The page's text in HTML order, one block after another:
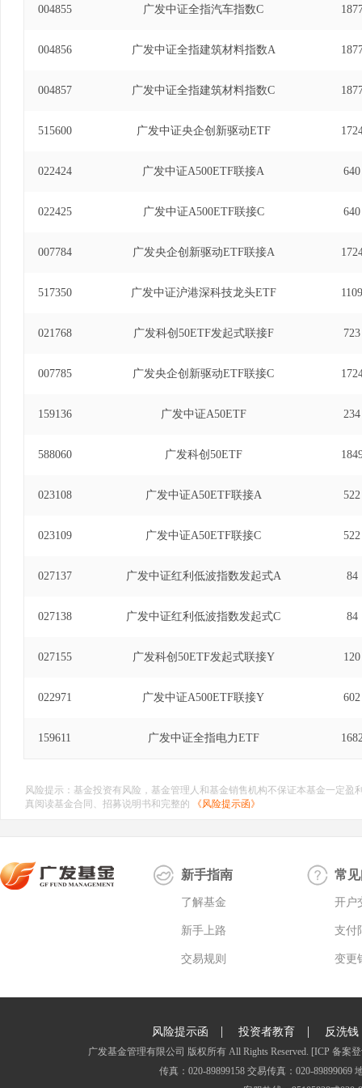
004855 广发中证全指汽车指数C
004856 广发中证全指建筑材料指数A
004857 广发中证全指建筑材料指数C
515600 广发中证央企创新驱动ETF
022424 广发中证A500ETF联接A 640
022425 广发中证A500ETF联接C 640
007784 广发央企创新驱动ETF联接A
517350 广发中证沪港深科技龙头ETF 1109
021768 广发科创50ETF发起式联接F 723
007785 广发央企创新驱动ETF联接C
159136 广发中证A50ETF 234
588060 广发科创50ETF
023108 广发中证A50ETF联接A 522
023109 广发中证A50ETF联接C 522
027137 广发中证红利低波指数发起式A 84
027138 广发中证红利低波指数发起式C 84
027155 广发科创50ETF发起式联接Y 120
022971 广发中证A500ETF联接Y 602
159611 广发中证全指电力ETF
风险提示：基金投资有风险，基金管理人和基金销售机构不保证本基金一定
真阅读基金合同、招募说明书和完整的
《风险提示函》
新手指南
了解基金
新手上路
交易规则
常
开户
支付
变更
风险提示函 | 投资者教育 | 反洗钱
广发基金管理有限公司 版权所有 All Rights Reserved. [ICP 备案
传真：020-89899158 交易传真：020-